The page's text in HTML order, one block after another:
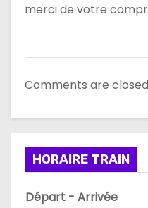
merci de votre
Comments are
HORAIRE TRAIN
Départ - Arrivée